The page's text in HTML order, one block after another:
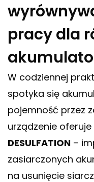
pracy dla
W codziennej
spotyka się
pojemność przez
urządzenie oferuje
DESULFATION –
zasiarczonych
na usunięcie